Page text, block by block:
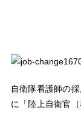
自衛隊看護師の
に「陸上自衛官